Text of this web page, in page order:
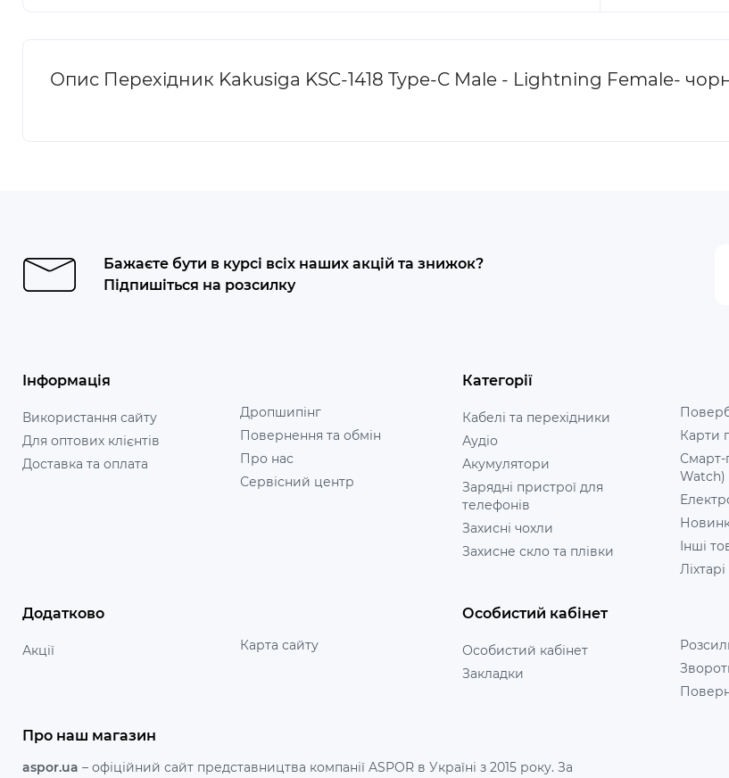
Опис Перехідник Kakusiga KSC-1418 Type-C Male - Lightning Female-
Бажаєте бути в курсі всіх наших акцій та знижок?
Підпишіться на розсилку
Інформація
Використання сайту
Для оптових клієнтів
Доставка та оплата
Дропшипінг
Повернення та обмін
Про нас
Сервісний центр
Категорії
Кабелі та перехідники
Аудіо
Акумулятори
Зарядні пристрої для
телефонів
Захисні чохли
Захисне скло та плівки
Карти
Смарт-
Watch)
Інші
Додатково
Акції Карта сайту
Особистий кабінет
Особистий кабінет
Закладки
Про наш магазин
aspor.ua – офіційний сайт представництва компанії ASPOR в Україні з 2015 року. За